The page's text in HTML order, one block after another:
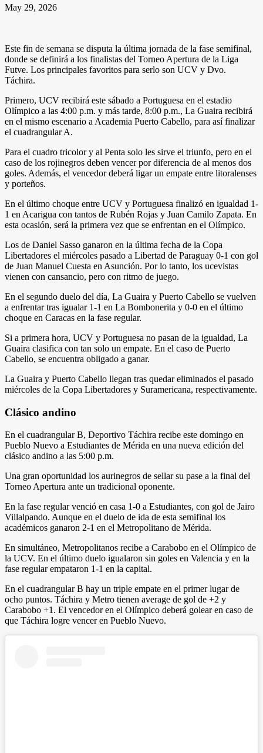
May 29, 2026
Este fin de semana se disputa la última jornada de la fase semifinal,
donde se definirá a los finalistas del Torneo Apertura de la Liga
Futve. Los principales favoritos para serlo son UCV y Dvo.
Táchira.
Primero, UCV recibirá este sábado a Portuguesa en el estadio
Olímpico a las 4:00 p.m. y más tarde, 8:00 p.m., La Guaira recibirá
en el mismo escenario a Academia Puerto Cabello, para así finalizar
el cuadrangular A.
Para el cuadro tricolor y al Penta solo les sirve el triunfo, pero en el
caso de los rojinegros deben vencer por diferencia de al menos dos
goles. Además, el vencedor deberá ligar un empate entre litoralenses
y porteños.
En el último choque entre UCV y Portuguesa finalizó en igualdad 1-
1 en Acarigua con tantos de Rubén Rojas y Juan Camilo Zapata. En
esta ocasión, será la primera vez que se enfrentan en el Olímpico.
Los de Daniel Sasso ganaron en la última fecha de la Copa
Libertadores el miércoles pasado a Libertad de Paraguay 0-1 con gol
de Juan Manuel Cuesta en Asunción. Por lo tanto, los ucevistas
vienen con cansancio, pero con ritmo de juego.
En el segundo duelo del día, La Guaira y Puerto Cabello se vuelven
a enfrentar tras igualar 1-1 en La Bombonerita y 0-0 en el último
choque en Caracas en la fase regular.
Si a primera hora, UCV y Portuguesa no pasan de la igualdad, La
Guaira clasifica con tan solo un empate. En el caso de Puerto
Cabello, se encuentra obligado a ganar.
La Guaira y Puerto Cabello llegan tras quedar eliminados el pasado
miércoles de la Copa Libertadores y Suramericana, respectivamente.
Clásico andino
En el cuadrangular B, Deportivo Táchira recibe este domingo en
Pueblo Nuevo a Estudiantes de Mérida en una nueva edición del
clásico andino a las 5:00 p.m.
Una gran oportunidad los aurinegros de sellar su pase a la final del
Torneo Apertura ante un tradicional oponente.
En la fase regular venció en casa 1-0 a Estudiantes, con gol de Jairo
Villalpando. Aunque en el duelo de ida de esta semifinal los
académicos ganaron 2-1 en el Metropolitano de Mérida.
En simultáneo, Metropolitanos recibe a Carabobo en el Olímpico de
la UCV. En el último duelo igualaron sin goles en Valencia y en la
fase regular empataron 1-1 en la capital.
En el cuadrangular B hay un triple empate en el primer lugar de
ocho puntos. Táchira y Metro tienen average de gol de +2 y
Carabobo +1. El vencedor en el Olímpico deberá golear en caso de
que Táchira logre vencer en Pueblo Nuevo.